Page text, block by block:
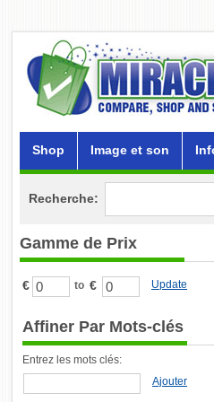
Shop Image et son
Recherche:
Gamme de Prix
€ to € Update
Affiner Par Mots-clés
Entrez les mots clés:
Ajouter